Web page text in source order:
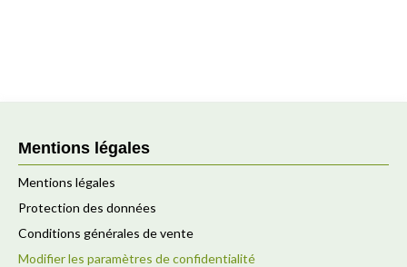
Mentions légales
Mentions légales
Protection des données
Conditions générales de vente
Modifier les paramètres de confidentialité